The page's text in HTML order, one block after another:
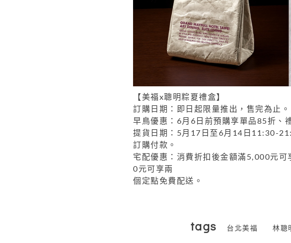
【美福x聰明粽夏禮盒】
訂購日期：即日起限量推出，售完為止。
早鳥優惠：6月6日前預購享單品85折、
提貨日期：5月17日至6月14日11:30-
訂購付款。
宅配優惠：消費折扣後金額滿5,000元
0元可享兩
個定點免費配送。
tags 台北美福 林聰